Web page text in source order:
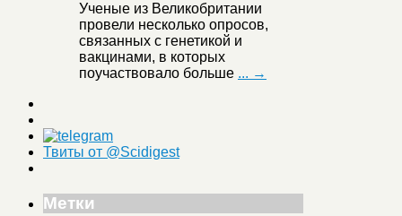
Ученые из Великобритании
провели несколько опросов,
связанных с генетикой и
вакцинами, в которых
поучаствовало больше ... →
Твиты от @Scidigest
Метки